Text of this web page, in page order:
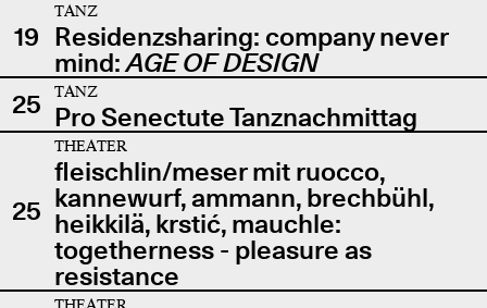
19
TANZ
Residenzsharing: company never
mind:AGE OF DESIGN
25
TANZ
Pro Senectute Tanznachmittag
25
THEATER
fleischlin/meser mit ruocco,
kannewurf, ammann, brechbühl,
heikkilä, krstić, mauchle:
togetherness - pleasure as
resistance